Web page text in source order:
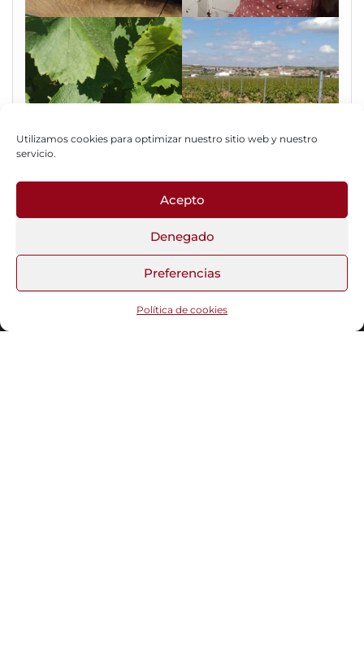
Utilizamos cookies para optimizar nuestro sitio web y nuestro
servicio.
Acepto
Denegado
Preferencias
Política de cookies
Fotos del Blog
Funciona gracias aWordPress |Tema:Head Blog